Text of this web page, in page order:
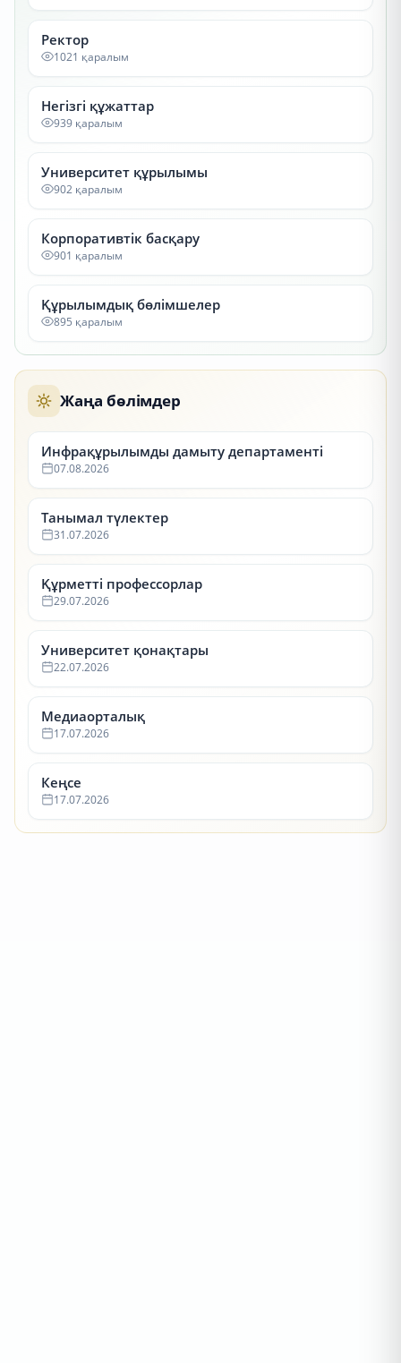
Ректор
1021 қаралым
Негізгі құжаттар
939 қаралым
Университет құрылымы
902 қаралым
Корпоративтік басқару
901 қаралым
Құрылымдық бөлімшелер
895 қаралым
Жаңа бөлімдер
Инфрақұрылымды дамыту департаменті
07.08.2026
Танымал түлектер
31.07.2026
Құрметті профессорлар
29.07.2026
Университет қонақтары
22.07.2026
Медиаорталық
17.07.2026
Кеңсе
17.07.2026